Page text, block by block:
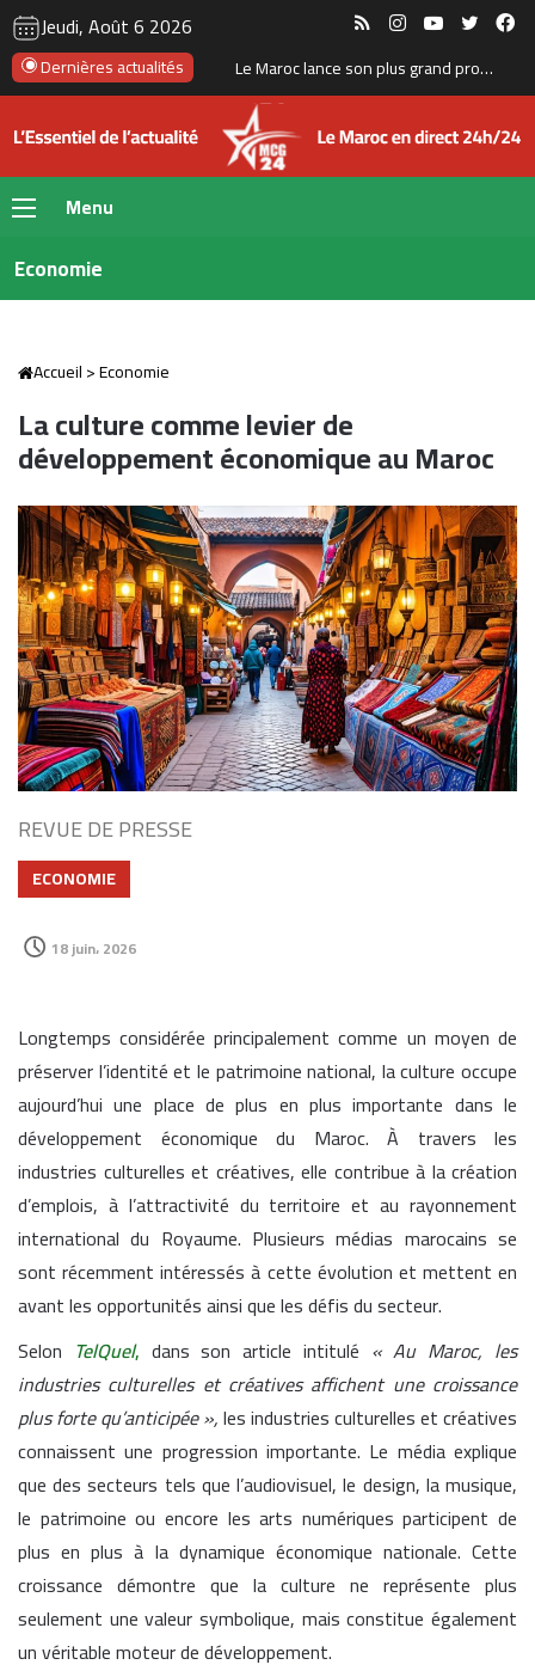
Jeudi, Août 6 2026 RSS InstagramYouTube
Dernières actualités La Bourse de Casablanca porte le flottant de CIH Bank à 35 %
Menu
Economie
Accueil>Economie
La culture comme levier de
développement économique au Maroc
REVUE DE PRESSE
ECONOMIE
18 juin، 2026
Longtemps considérée principalement comme un moyen de
préserver l’identité et le patrimoine national, la culture occupe
aujourd’hui une place de plus en plus importante dans le
développement économique du Maroc. À travers les
industries culturelles et créatives, elle contribue à la création
d’emplois, à l’attractivité du territoire et au rayonnement
international du Royaume. Plusieurs médias marocains se
sont récemment intéressés à cette évolution et mettent en
avant les opportunités ainsi que les défis du secteur.
Selon TelQuel, dans son article intitulé « Au Maroc, les
industries culturelles et créatives affichent une croissance
plus forte qu’anticipée »,les industries culturelles et créatives
connaissent une progression importante. Le média explique
que des secteurs tels que l’audiovisuel, le design, la musique,
le patrimoine ou encore les arts numériques participent de
plus en plus à la dynamique économique nationale. Cette
croissance démontre que la culture ne représente plus
seulement une valeur symbolique, mais constitue également
un véritable moteur de développement.